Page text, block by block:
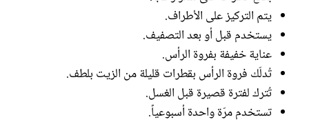
يتم التركيز على الأطراف.
يستخدم قبل أو بعد التصفيف.
عناية خفيفة بفروة الرأس.
تُدلّك فروة الرأس بقطرات قليلة من الزيت بلطف.
تُترك لفترة قصيرة قبل الغسل.
تستخدم مرّة واحدة أسبوعياً.